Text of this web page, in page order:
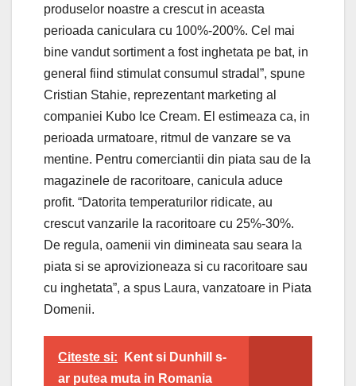
produselor noastre a crescut in aceasta
perioada caniculara cu 100%-200%. Cel mai
bine vandut sortiment a fost inghetata pe bat, in
general fiind stimulat consumul stradal”, spune
Cristian Stahie, reprezentant marketing al
companiei Kubo Ice Cream. El estimeaza ca, in
perioada urmatoare, ritmul de vanzare se va
mentine. Pentru comerciantii din piata sau de la
magazinele de racoritoare, canicula aduce
profit. “Datorita temperaturilor ridicate, au
crescut vanzarile la racoritoare cu 25%-30%.
De regula, oamenii vin dimineata sau seara la
piata si se aprovizioneaza si cu racoritoare sau
cu inghetata”, a spus Laura, vanzatoare in Piata
Domenii.
Citeste si:
Kent si Dunhill s-
ar putea muta in Romania